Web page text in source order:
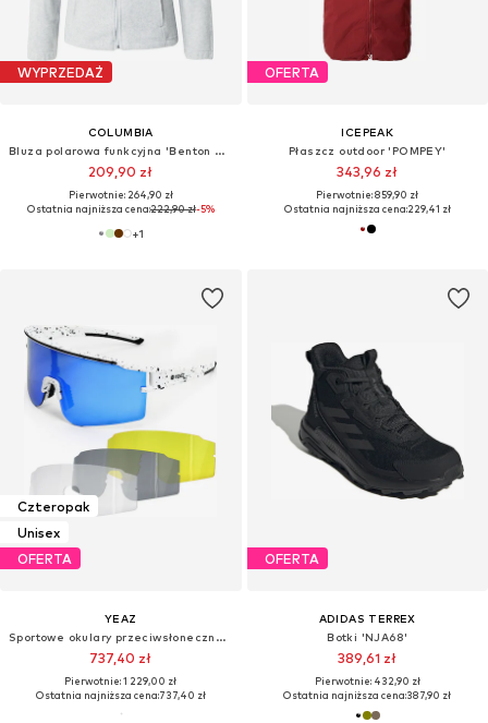
WYPRZEDAŻ
COLUMBIA
Bluza polarowa funkcyjna 'Benton Springs'
209,90 zł
Pierwotnie: 264,90 zł
Ostatnia najniższa cena:222,90 zł-5%
+1
OFERTA
ICEPEAK
Płaszcz outdoor 'POMPEY'
343,96 zł
Pierwotnie: 859,90 zł
Ostatnia najniższa cena:229,41 zł
Czteropak
Unisex
OFERTA
YEAZ
Sportowe okulary przeciwsłoneczne 'Sunthrill'
737,40 zł
Pierwotnie: 1 229,00 zł
Ostatnia najniższa cena:737,40 zł
OFERTA
ADIDAS TERREX
Botki 'NJA68'
389,61 zł
Pierwotnie: 432,90 zł
Ostatnia najniższa cena:387,90 zł